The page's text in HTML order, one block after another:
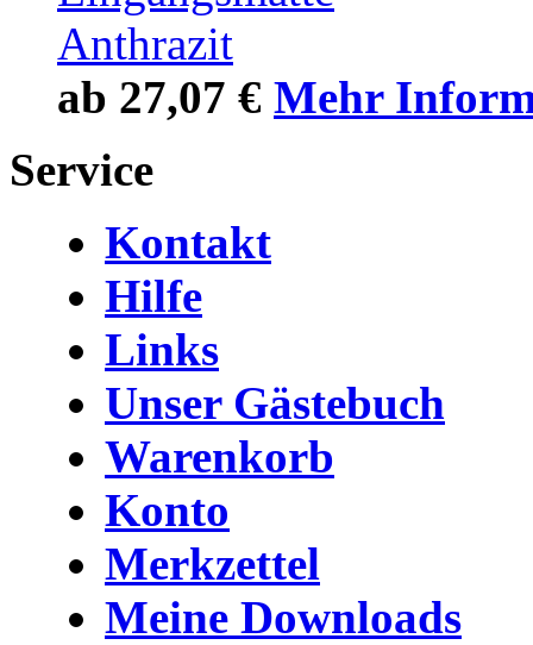
ab 27,07 € Mehr
Service
Kontakt
Hilfe
Links
Unser Gästebuch
Warenkorb
Konto
Merkzettel
Meine Downloads